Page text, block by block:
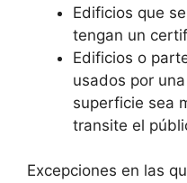
Edificios que
tengan un
Edificios o
usados por
superficie sea
transite el
Excepciones en las